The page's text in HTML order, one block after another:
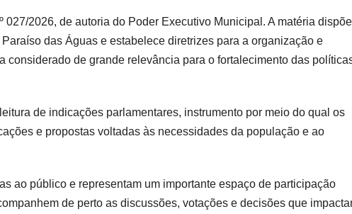
027/2026, de autoria do Poder Executivo Municipal. A matéria dispõe
das Águas e estabelece diretrizes para a organização e
considerado de grande relevância para o fortalecimento das
de indicações parlamentares, instrumento por meio do qual os
e propostas voltadas às necessidades da população e ao
ao público e representam um importante espaço de participação
de perto as discussões, votações e decisões que